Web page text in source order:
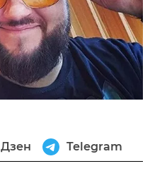
Дзен Telegram